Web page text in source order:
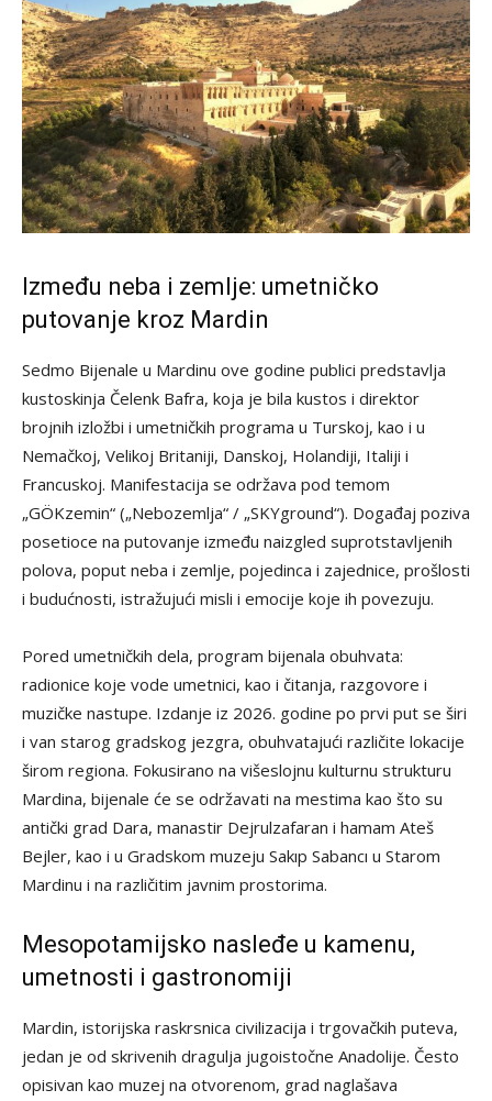
Između neba i zemlje: umetničko
putovanje kroz Mardin
Sedmo Bijenale u Mardinu ove godine publici predstavlja
kustoskinja Čelenk Bafra, koja je bila kustos i direktor
brojnih izložbi i umetničkih programa u Turskoj, kao i u
Nemačkoj, Velikoj Britaniji, Danskoj, Holandiji, Italiji i
Francuskoj. Manifestacija se održava pod temom
„GÖKzemin“ („Nebozemlja“ / „SKYground“). Događaj poziva
posetioce na putovanje između naizgled suprotstavljenih
polova, poput neba i zemlje, pojedinca i zajednice, prošlosti
i budućnosti, istražujući misli i emocije koje ih povezuju.
Pored umetničkih dela, program bijenala obuhvata:
radionice koje vode umetnici, kao i čitanja, razgovore i
muzičke nastupe. Izdanje iz 2026. godine po prvi put se širi
i van starog gradskog jezgra, obuhvatajući različite lokacije
širom regiona. Fokusirano na višeslojnu kulturnu strukturu
Mardina, bijenale će se održavati na mestima kao što su
antički grad Dara, manastir Dejrulzafaran i hamam Ateš
Bejler, kao i u Gradskom muzeju Sakıp Sabancı u Starom
Mardinu i na različitim javnim prostorima.
Mesopotamijsko nasleđe u kamenu,
umetnosti i gastronomiji
Mardin, istorijska raskrsnica civilizacija i trgovačkih puteva,
jedan je od skrivenih dragulja jugoistočne Anadolije. Često
opisivan kao muzej na otvorenom, grad naglašava